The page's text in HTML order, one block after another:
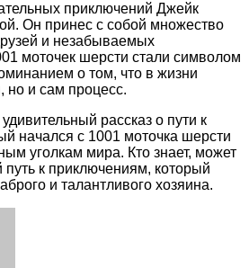
приключений Джейк
Он принес с собой множество
и незабываемых
моточек шерсти стали символом
о том, что в жизни
но и сам процесс.
рассказ о пути к
начался с 1001 моточка шерсти
уголкам мира. Кто знает, может
путь к приключениям, который
и талантливого хозяина.